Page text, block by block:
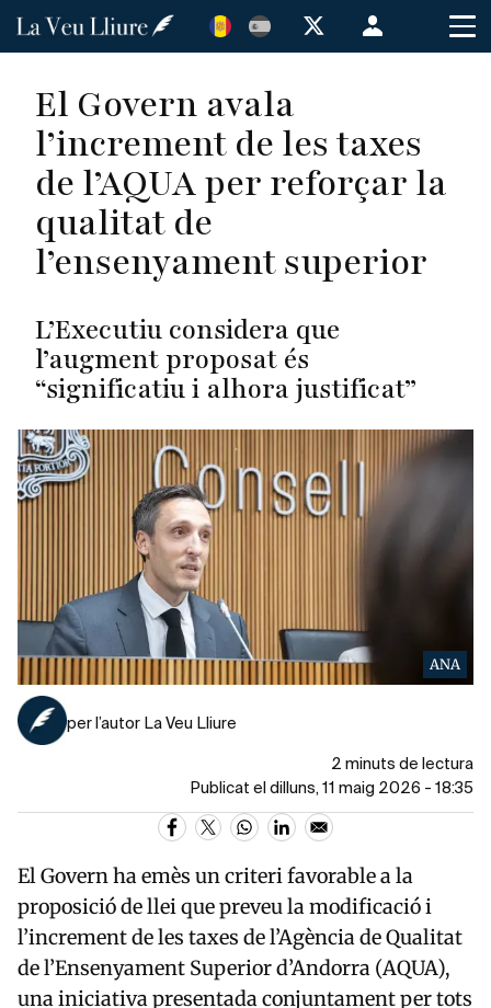
Vés
Menú
de
usuario
El Govern avala
l’increment de les taxes
de l’AQUA per reforçar la
qualitat de
l’ensenyament superior
L’Executiu considera que
l’augment proposat és
“significatiu i alhora justificat”
ANA
per l’autor La Veu Lliure
2 minuts de lectura
Publicat el dilluns, 11 maig 2026 - 18:35
El Govern ha emès un criteri favorable a la
proposició de llei que preveu la modificació i
l’increment de les taxes de l’Agència de Qualitat
de l’Ensenyament Superior d’Andorra (AQUA),
una iniciativa presentada conjuntament per tots